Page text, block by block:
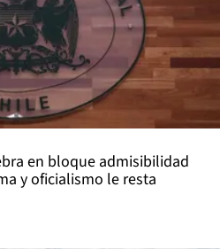
en bloque admisibilidad
y oficialismo le resta